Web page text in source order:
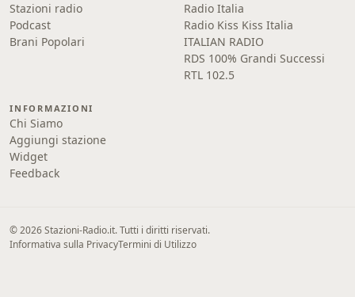
Stazioni radio
Podcast
Brani Popolari
Radio Italia
Radio Kiss Kiss Italia
ITALIAN RADIO
RDS 100% Grandi Successi
RTL 102.5
INFORMAZIONI
Chi Siamo
Aggiungi stazione
Widget
Feedback
© 2026 Stazioni-Radio.it. Tutti i diritti riservati.
Informativa sulla PrivacyTermini di Utilizzo